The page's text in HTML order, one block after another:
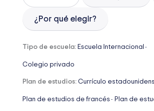
¿Por qué elegir?
Tipo de escuela: Escuela Internacional -
Colegio privado
Plan de estudios: Currículo
Plan de estudios de francés - Plan de